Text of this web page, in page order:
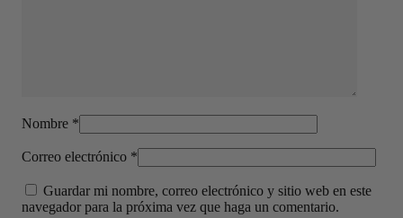
Nombre *
Correo electrónico *
Guardar mi nombre, correo electrónico y sitio web en este
navegador para la próxima vez que haga un comentario.